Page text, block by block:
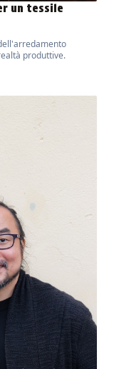
un tessile
produttive.